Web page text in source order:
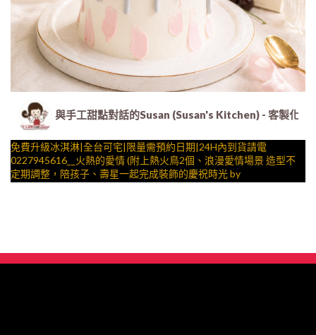
與手工甜點對話的Susan (Susan's Kitchen) - 客製化
免費升級冰淇淋|全台可宅|限量需預約日期|24H內到貨請電
0227945616__火熱的愛情 (附上熱火鳥2個、浪漫愛情場景 造型不
定期調整，陪孩子、壽星一起完成裝飾的慶祝時光 by